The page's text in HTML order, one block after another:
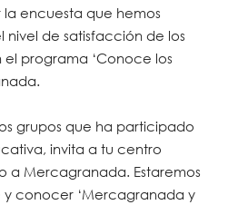
encuesta que hemos
de satisfacción de los
programa ‘Conoce los
grupos que ha participado
invita a tu centro
a Mercagranada. Estaremos
conocer ‘Mercagranada y